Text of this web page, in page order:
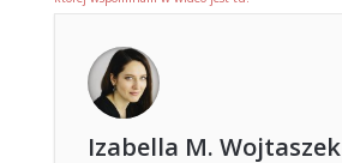
Izabella M. Wojtaszek